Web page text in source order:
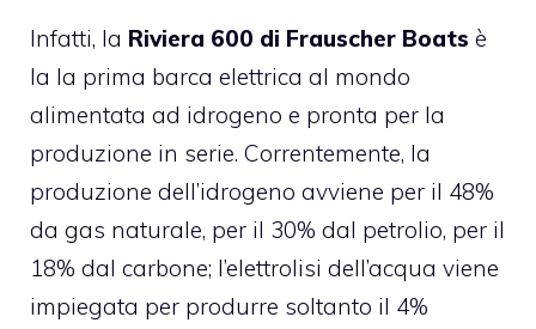
Infatti, la Riviera 600 di Frauscher Boats è
la la prima barca elettrica al mondo
alimentata ad idrogeno e pronta per la
produzione in serie. Correntemente, la
produzione dell’idrogeno avviene per il 48%
da gas naturale, per il 30% dal petrolio, per il
18% dal carbone; l’elettrolisi dell’acqua viene
impiegata per produrre soltanto il 4%